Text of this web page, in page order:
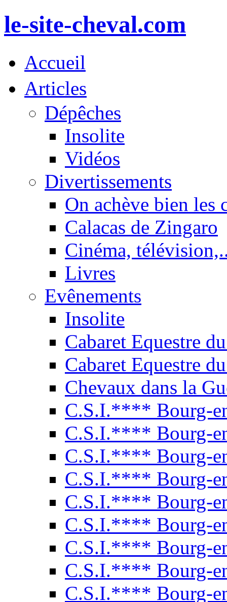
le-site-cheval.com
Accueil
Articles
Dépêches
Insolite
Vidéos
Divertissements
On achève bien les
Calacas de Zingaro
Cinéma,
Livres
Evênements
Insolite
Cabaret Equestre
Cabaret Equestre
Chevaux dans la
C.S.I.**** Bourg-
C.S.I.**** Bourg-
C.S.I.**** Bourg-
C.S.I.**** Bourg-
C.S.I.**** Bourg-
C.S.I.**** Bourg-
C.S.I.**** Bourg-
C.S.I.**** Bourg-
C.S.I.**** Bourg-